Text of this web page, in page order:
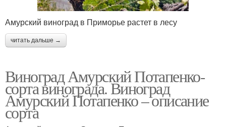
Амурский виноград в Приморье растет в лесу
читать дальше →
Виноград Амурский Потапенко-
сорта винограда. Виноград
Амурский Потапенко – описание
сорта